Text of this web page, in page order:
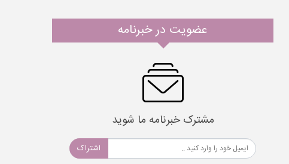
عضویت در خبرنامه
مشترک خبرنامه ما شوید
اشتراک